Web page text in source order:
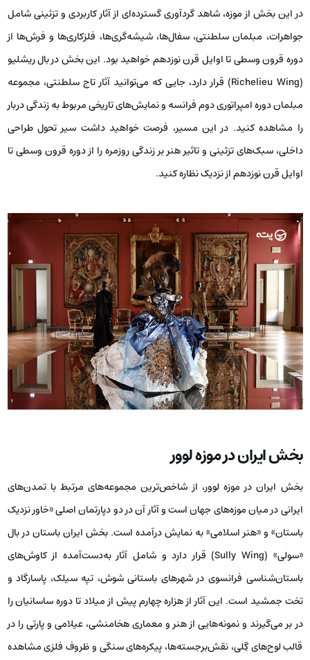
در این بخش از موزه، شاهد گردآوری گسترده‌ای از آثار کاربردی و تزئینی شامل
جواهرات، مبلمان سلطنتی، سفال‌ها، شیشه‌گری‌ها، فلزکاری‌ها و فرش‌ها از
دوره‌ قرون وسطی تا اوایل قرن نوزدهم خواهید بود. این بخش در بال ریشلیو
(Richelieu Wing) قرار دارد، جایی که می‌توانید آثار تاج سلطنتی، مجموعه
مبلمان دوره امپراتوری دوم فرانسه و نمایش‌های تاریخی مربوط به زندگی دربار
را مشاهده کنید. در این مسیر، فرصت خواهید داشت سیر تحول طراحی
داخلی، سبک‌های تزئینی و تاثیر هنر بر زندگی روزمره را از دوره‌ قرون وسطی تا
اوایل قرن نوزدهم از نزدیک نظاره کنید.
بخش ایران در موزه لوور
بخش ایران در موزه لوور، از شاخص‌ترین مجموعه‌های مرتبط با تمدن‌های
ایرانی در میان موزه‌های جهان است و آثار آن در دو دپارتمان اصلی «خاور نزدیک
باستان» و «هنر اسلامی» به نمایش درآمده است. بخش ایران باستان در بال
«سولی» (Sully Wing) قرار دارد و شامل آثار به‌دست‌آمده از کاوش‌های
باستان‌شناسی فرانسوی در شهرهای باستانی شوش، تپه سیلک، پاسارگاد و
تخت جمشید است. این آثار از هزاره چهارم پیش از میلاد تا دوره ساسانیان را
در بر می‌گیرند و نمونه‌هایی از هنر و معماری هخامنشی، عیلامی و پارتی را در
قالب لوح‌های گِلی، نقش‌برجسته‌ها، پیکره‌های سنگی و ظروف فلزی مشاهده